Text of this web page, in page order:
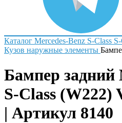
Каталог Mercedes-Benz S-Class
Кузов наружные элементы
Бампер задний
S-Class (W222)
| Артикул 8140